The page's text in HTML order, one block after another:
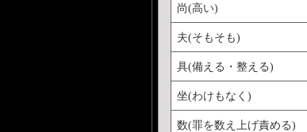
尚(高い)
夫(そもそも)
具(備える・整える)
坐(わけもなく)
数(罪を数え上げ責める)